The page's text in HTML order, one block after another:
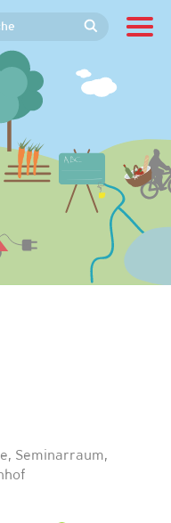
Seminarraum,